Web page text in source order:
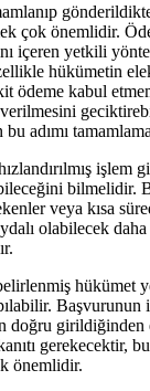
çok önemlidir.
içeren yetkili
hükümetin
ödeme kabul
adımı
işlem
bilmelidir.
veya kısa
olabilecek daha
hükümet
doğru
gerekecektir,
önemlidir.